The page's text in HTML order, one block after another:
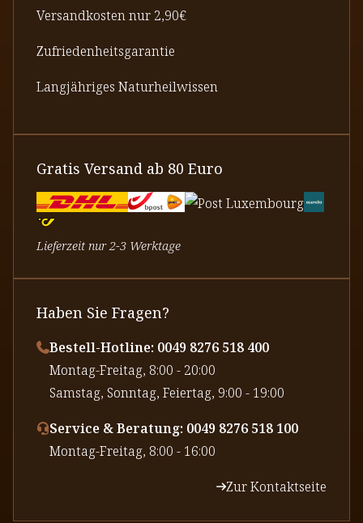
Versandkosten nur 2,90€
Zufriedenheitsgarantie
Langjähriges Naturheilwissen
Gratis Versand ab 80 Euro
Lieferzeit nur 2-3 Werktage
Haben Sie Fragen?
Bestell-Hotline: 0049 8276 518 400
⁠Montag-Freitag, 8:00 - 20:00
⁠Samstag, Sonntag, Feiertag, 9:00 - 19:00
Service & Beratung: 0049 8276 518 100
⁠Montag-Freitag, 8:00 - 16:00
Zur Kontaktseite